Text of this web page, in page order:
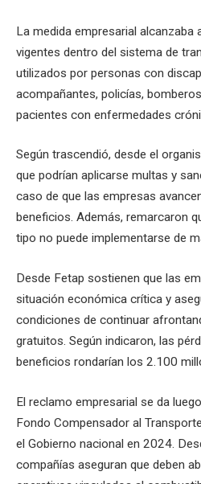
La medida empresarial alcanzaba
vigentes dentro del sistema de
utilizados por personas con
acompañantes, policías,
pacientes con enfermedades
Según trascendió, desde el
que podrían aplicarse multas y
caso de que las empresas
beneficios. Además, remarcaron
tipo no puede implementarse de
Desde Fetap sostienen que las
situación económica crítica y
condiciones de continuar
gratuitos. Según indicaron, las
beneficios rondarían los 2.100
El reclamo empresarial se da
Fondo Compensador al
el Gobierno nacional en 2024.
compañías aseguran que deben